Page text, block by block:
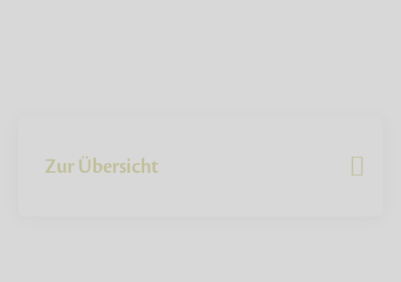
Zur Übersicht